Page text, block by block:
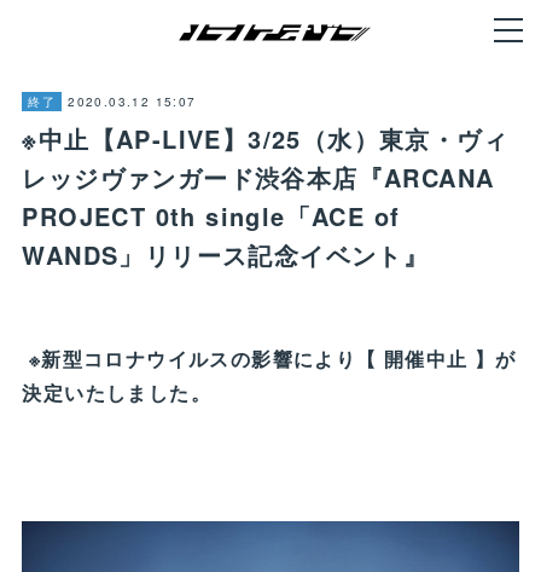
終了 2020.03.12 15:07
※中止【AP-LIVE】3/25（水）東京・ヴィ
レッジヴァンガード渋谷本店『ARCANA
PROJECT 0th single「ACE of
WANDS」リリース記念イベント』
※新型コロナウイルスの影響により【 開催中止 】が
決定いたしました。